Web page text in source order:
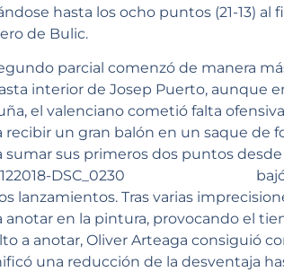
hasta los ocho puntos (21-13)
de Bulic.
parcial comenzó de manera
interior de Josep Puerto, aunque
el valenciano cometió falta
recibir un gran balón en un saque de
sumar sus primeros dos puntos
lanzamientos. Tras varias
anotar en la pintura, provocando el
a anotar, Oliver Arteaga consiguió
una reducción de la desventaja